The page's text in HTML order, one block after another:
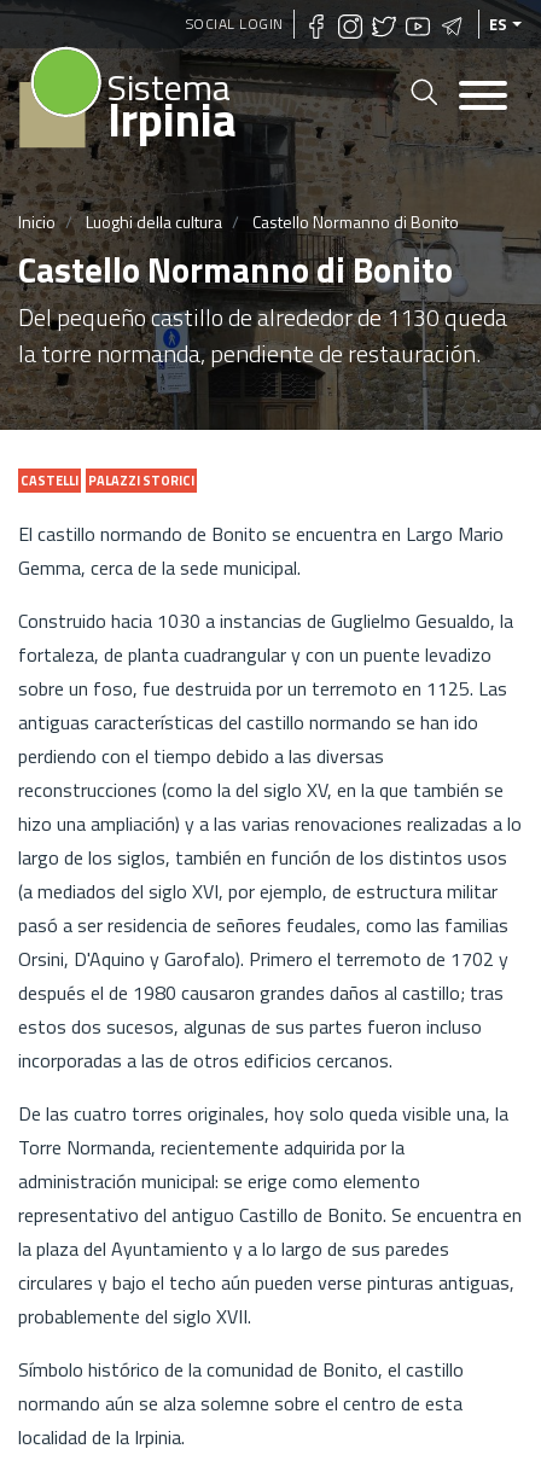
Pasar
al
contenido
principal
SOCIAL LOGIN ES
Sistema
Irpinia
Inicio Luoghi della cultura Castello Normanno di Bonito
Castello Normanno di Bonito
Del pequeño castillo de alrededor de 1130 queda
la torre normanda, pendiente de restauración.
CASTELLI PALAZZI STORICI
El castillo normando de Bonito se encuentra en Largo Mario
Gemma, cerca de la sede municipal.
Construido hacia 1030 a instancias de Guglielmo Gesualdo, la
fortaleza, de planta cuadrangular y con un puente levadizo
sobre un foso, fue destruida por un terremoto en 1125. Las
antiguas características del castillo normando se han ido
perdiendo con el tiempo debido a las diversas
reconstrucciones (como la del siglo XV, en la que también se
hizo una ampliación) y a las varias renovaciones realizadas a lo
largo de los siglos, también en función de los distintos usos
(a mediados del siglo XVI, por ejemplo, de estructura militar
pasó a ser residencia de señores feudales, como las familias
Orsini, D'Aquino y Garofalo). Primero el terremoto de 1702 y
después el de 1980 causaron grandes daños al castillo; tras
estos dos sucesos, algunas de sus partes fueron incluso
incorporadas a las de otros edificios cercanos.
De las cuatro torres originales, hoy solo queda visible una, la
Torre Normanda, recientemente adquirida por la
administración municipal: se erige como elemento
representativo del antiguo Castillo de Bonito. Se encuentra en
la plaza del Ayuntamiento y a lo largo de sus paredes
circulares y bajo el techo aún pueden verse pinturas antiguas,
probablemente del siglo XVII.
Símbolo histórico de la comunidad de Bonito, el castillo
normando aún se alza solemne sobre el centro de esta
localidad de la Irpinia.